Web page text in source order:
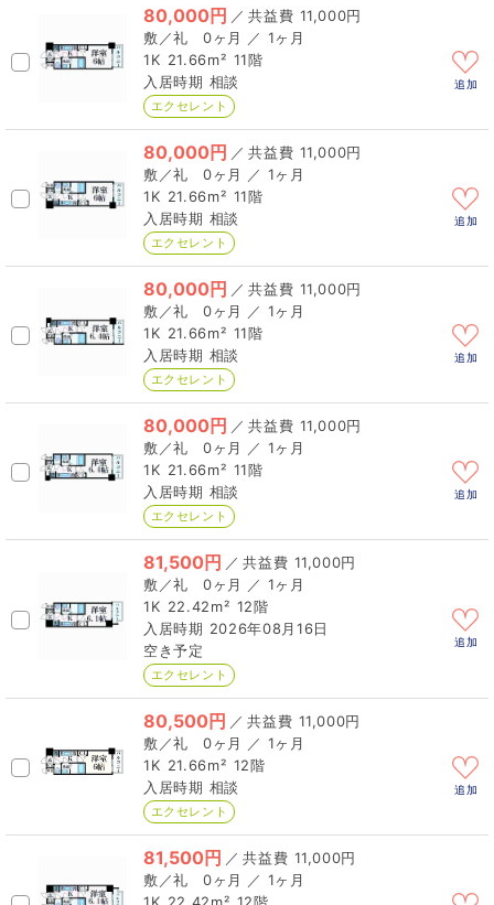
80,000円 ／
11,000円
0ヶ月 ／ 1ヶ月
1K 21.66m² 11階
相談
エクセレント
追加
80,000円 ／
11,000円
0ヶ月 ／ 1ヶ月
1K 21.66m² 11階
相談
エクセレント
追加
80,000円 ／
11,000円
0ヶ月 ／ 1ヶ月
1K 21.66m² 11階
相談
エクセレント
追加
80,000円 ／
11,000円
0ヶ月 ／ 1ヶ月
1K 21.66m² 11階
相談
エクセレント
追加
81,500円 ／
11,000円
0ヶ月 ／ 1ヶ月
1K 22.42m² 12階
2026年08月16日
空き予定
エクセレント
追加
80,500円 ／
11,000円
0ヶ月 ／ 1ヶ月
1K 21.66m² 12階
相談
エクセレント
追加
81,500円 ／
11,000円
0ヶ月 ／ 1ヶ月